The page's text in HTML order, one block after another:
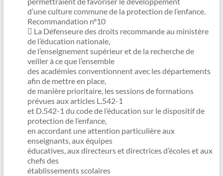
d’une culture commune de la protection de l’enfance.
Recommandation n°10
 La Défenseure des droits recommande au ministère
de l’éducation nationale,
de l’enseignement supérieur et de la recherche de
veiller à ce que l’ensemble
des académies conventionnent avec les départements
afin de mettre en place,
de manière prioritaire, les sessions de formations
prévues aux articles L.542-1
et D.542-1 du code de l’éducation sur le dispositif de
protection de l’enfance,
en accordant une attention particulière aux
enseignants, aux équipes
éducatives, aux directeurs et directrices d’écoles et aux
chefs des
établissements scolaires